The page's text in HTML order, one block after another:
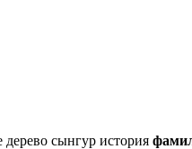
дерево сынгур история